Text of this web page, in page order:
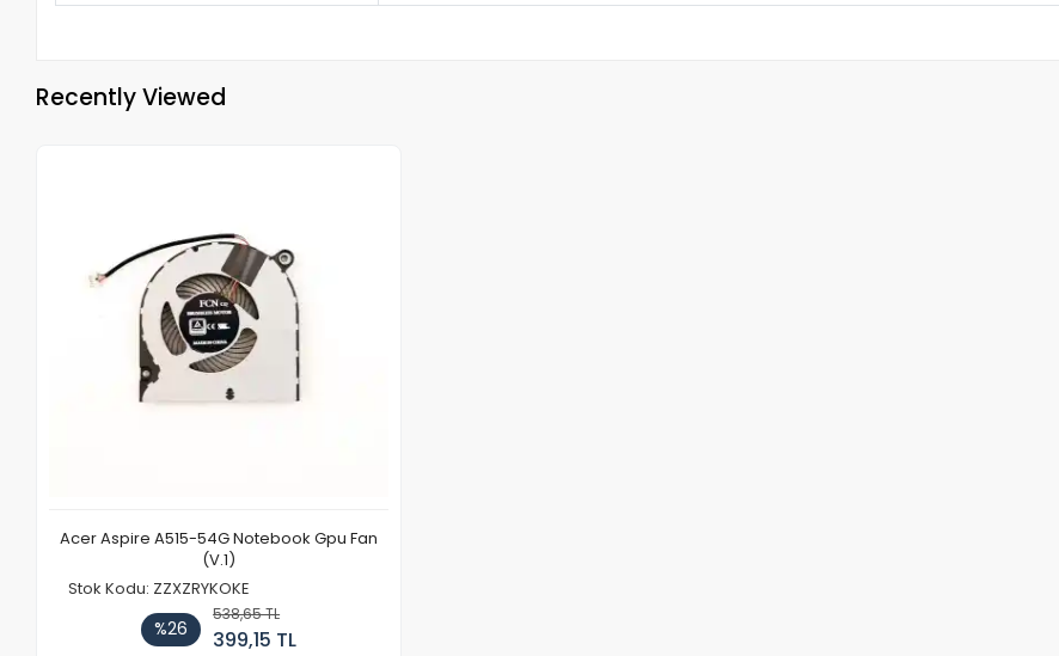
Recently Viewed
Acer Aspire A515-54G Notebook Gpu Fan
(V.1)
Stok Kodu: ZZXZRYKOKE
%26
538,65 TL
399,15 TL